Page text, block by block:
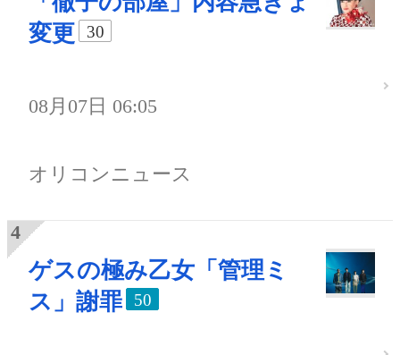
変更
30
08月07日 06:05
オリコンニュース
ゲスの極み乙女「管理ミ
ス」謝罪
50